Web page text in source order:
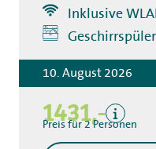
Inklusive
10. August 2026
1431,-
Preis für 2 Personen